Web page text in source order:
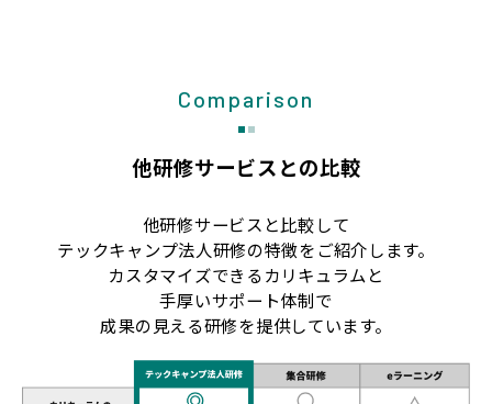
Comparison
他研修サービスとの比較
他研修サービスと比較して
テックキャンプ法人研修の特徴をご紹介します。
カスタマイズできるカリキュラムと
手厚いサポート体制で
成果の見える研修を提供しています。